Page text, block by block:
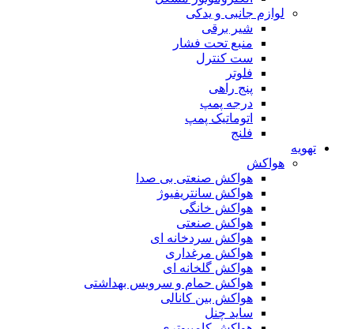
لوازم جانبی و یدکی
شیر برقی
منبع تحت فشار
ست کنترل
فلوتر
پنج راهی
درجه پمپ
اتوماتیک پمپ
فلنج
تهویه
هواکش
هواکش صنعتی بی صدا
هواکش سانتریفیوژ
هواکش خانگی
هواکش صنعتی
هواکش سردخانه ای
هواکش مرغداری
هواکش گلخانه ای
هواکش حمام و سرویس بهداشتی
هواکش بین کانالی
ساید چنل